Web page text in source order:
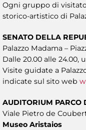
Ogni gruppo di
storico-artistico di
SENATO DELLA
Palazzo Madama –
Dalle 20.00 alle 24.00,
Visite guidate a
indicate sul sito web
AUDITORIUM PARCO
Viale Pietro de
Museo Aristaios